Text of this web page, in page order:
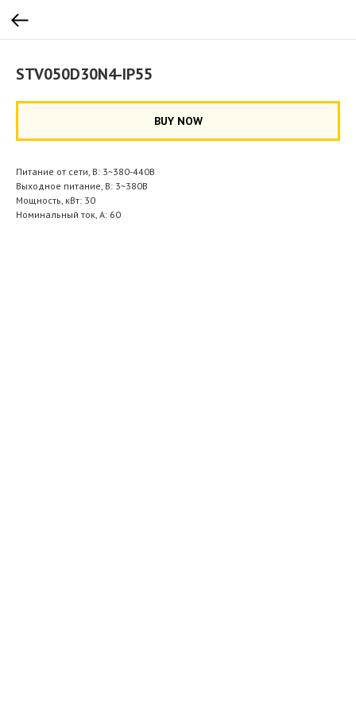
STV050D30N4-IP55
BUY NOW
Питание от сети, В: 3~380-440В
Выходное питание, В: 3~380В
Мощность, кВт: 30
Номинальный ток, А: 60